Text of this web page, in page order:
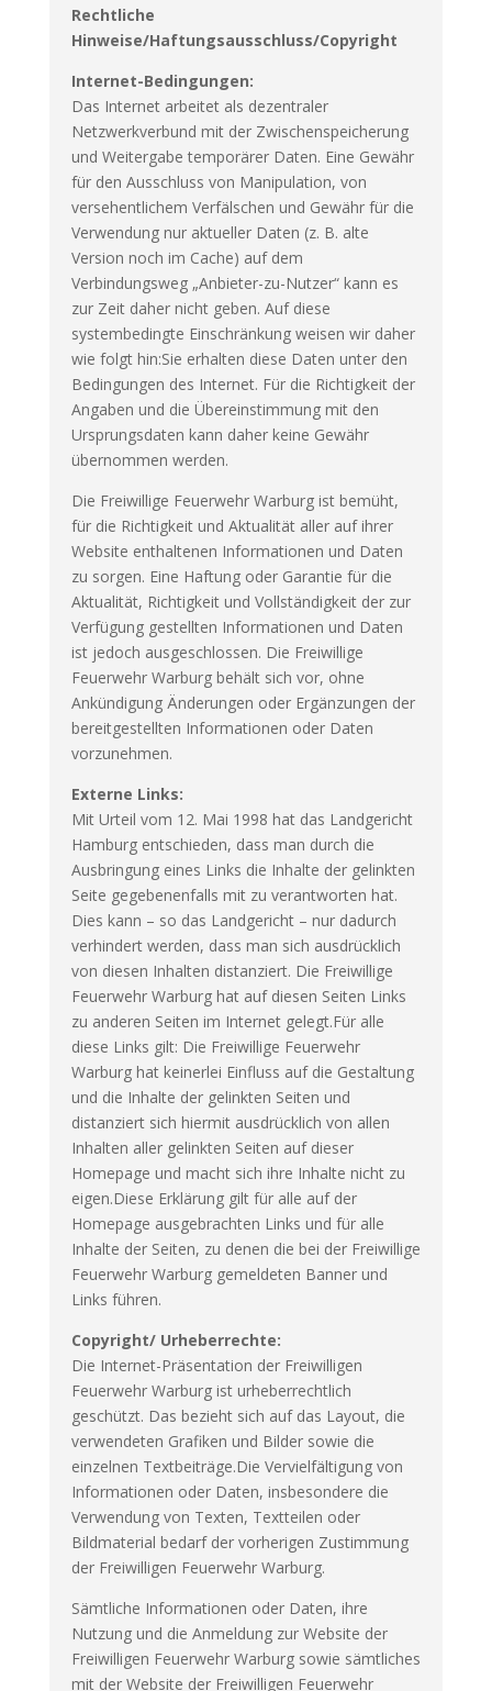
Rechtliche
Hinweise/Haftungsausschluss/Copyright
Internet-Bedingungen:
Das Internet arbeitet als dezentraler
Netzwerkverbund mit der Zwischenspeicherung
und Weitergabe temporärer Daten. Eine Gewähr
für den Ausschluss von Manipulation, von
versehentlichem Verfälschen und Gewähr für die
Verwendung nur aktueller Daten (z. B. alte
Version noch im Cache) auf dem
Verbindungsweg „Anbieter-zu-Nutzer“ kann es
zur Zeit daher nicht geben. Auf diese
systembedingte Einschränkung weisen wir daher
wie folgt hin:Sie erhalten diese Daten unter den
Bedingungen des Internet. Für die Richtigkeit der
Angaben und die Übereinstimmung mit den
Ursprungsdaten kann daher keine Gewähr
übernommen werden.
Die Freiwillige Feuerwehr Warburg ist bemüht,
für die Richtigkeit und Aktualität aller auf ihrer
Website enthaltenen Informationen und Daten
zu sorgen. Eine Haftung oder Garantie für die
Aktualität, Richtigkeit und Vollständigkeit der zur
Verfügung gestellten Informationen und Daten
ist jedoch ausgeschlossen. Die Freiwillige
Feuerwehr Warburg behält sich vor, ohne
Ankündigung Änderungen oder Ergänzungen der
bereitgestellten Informationen oder Daten
vorzunehmen.
Externe Links:
Mit Urteil vom 12. Mai 1998 hat das Landgericht
Hamburg entschieden, dass man durch die
Ausbringung eines Links die Inhalte der gelinkten
Seite gegebenenfalls mit zu verantworten hat.
Dies kann – so das Landgericht – nur dadurch
verhindert werden, dass man sich ausdrücklich
von diesen Inhalten distanziert. Die Freiwillige
Feuerwehr Warburg hat auf diesen Seiten Links
zu anderen Seiten im Internet gelegt.Für alle
diese Links gilt: Die Freiwillige Feuerwehr
Warburg hat keinerlei Einfluss auf die Gestaltung
und die Inhalte der gelinkten Seiten und
distanziert sich hiermit ausdrücklich von allen
Inhalten aller gelinkten Seiten auf dieser
Homepage und macht sich ihre Inhalte nicht zu
eigen.Diese Erklärung gilt für alle auf der
Homepage ausgebrachten Links und für alle
Inhalte der Seiten, zu denen die bei der Freiwillige
Feuerwehr Warburg gemeldeten Banner und
Links führen.
Copyright/ Urheberrechte:
Die Internet-Präsentation der Freiwilligen
Feuerwehr Warburg ist urheberrechtlich
geschützt. Das bezieht sich auf das Layout, die
verwendeten Grafiken und Bilder sowie die
einzelnen Textbeiträge.Die Vervielfältigung von
Informationen oder Daten, insbesondere die
Verwendung von Texten, Textteilen oder
Bildmaterial bedarf der vorherigen Zustimmung
der Freiwilligen Feuerwehr Warburg.
Sämtliche Informationen oder Daten, ihre
Nutzung und die Anmeldung zur Website der
Freiwilligen Feuerwehr Warburg sowie sämtliches
mit der Website der Freiwilligen Feuerwehr